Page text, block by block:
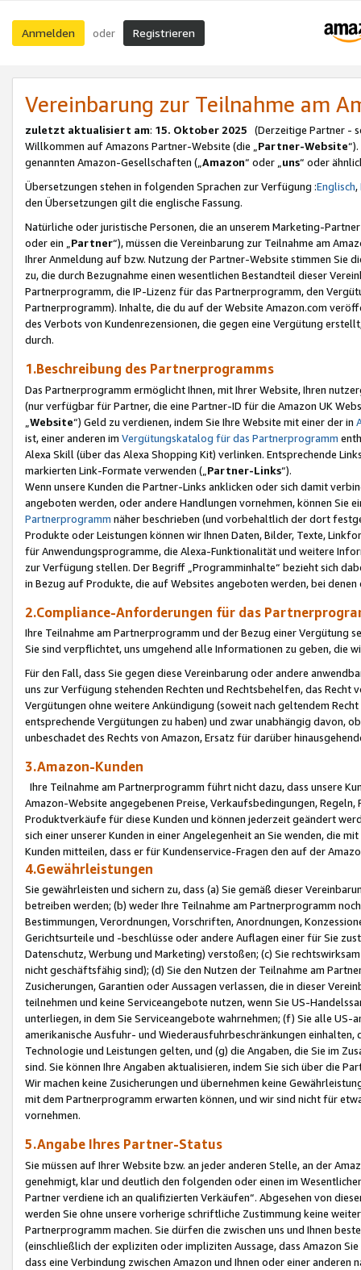
Anmelden oder Registrieren
Vereinbarung zur Teilnahme am
zuletzt aktualisiert am: 15. Oktober 2025 (Derzeitige Partner -
Willkommen auf Amazons Partner-Website (die „Partner-Website
genannten Amazon-Gesellschaften („Amazon“ oder „uns“ oder
Übersetzungen stehen in folgenden Sprachen zur Verfügung :Englisch,
den Übersetzungen gilt die englische Fassung.
Natürliche oder juristische Personen, die an unserem Marketing-
oder ein „Partner“), müssen die Vereinbarung zur Teilnahme am
Ihrer Anmeldung auf bzw. Nutzung der Partner-Website stimmen Sie
zu, die durch Bezugnahme einen wesentlichen Bestandteil dieser
Partnerprogramm, die IP-Lizenz für das Partnerprogramm, den
Partnerprogramm). Inhalte, die du auf der Website Amazon.com
des Verbots von Kundenrezensionen, die gegen eine Vergütung
durch.
1.Beschreibung des Partnerprogramms
Das Partnerprogramm ermöglicht Ihnen, mit Ihrer Website, Ihren
(nur verfügbar für Partner, die eine Partner-ID für die Amazon UK
Website“) Geld zu verdienen, indem Sie Ihre Website mit einer der in
ist, einer anderen im Vergütungskatalog für das Partnerprogramm
Alexa Skill (über das Alexa Shopping Kit) verlinken. Entsprechende
markierten Link-Formate verwenden („ Partner-Links“).
Wenn unsere Kunden die Partner-Links anklicken oder sich damit
angeboten werden, oder andere Handlungen vornehmen, können Sie
Partnerprogramm näher beschrieben (und vorbehaltlich der dort
Produkte oder Leistungen können wir Ihnen Daten, Bilder, Texte,
für Anwendungsprogramme, die Alexa-Funktionalität und weitere
zur Verfügung stellen. Der Begriff „Programminhalte“ bezieht sich
in Bezug auf Produkte, die auf Websites angeboten werden, bei
2.Compliance-Anforderungen für das
Ihre Teilnahme am Partnerprogramm und der Bezug einer Vergütung
Sie sind verpflichtet, uns umgehend alle Informationen zu geben, die
Für den Fall, dass Sie gegen diese Vereinbarung oder andere
uns zur Verfügung stehenden Rechten und Rechtsbehelfen, das
Vergütungen ohne weitere Ankündigung (soweit nach geltendem
entsprechende Vergütungen zu haben) und zwar unabhängig davon,
unbeschadet des Rechts von Amazon, Ersatz für darüber
3.Amazon-Kunden
Ihre Teilnahme am Partnerprogramm führt nicht dazu, dass unsere
Amazon-Website angegebenen Preise, Verkaufsbedingungen,
Produktverkäufe für diese Kunden und können jederzeit geändert
sich einer unserer Kunden in einer Angelegenheit an Sie wenden, die
Kunden mitteilen, dass er für Kundenservice-Fragen den auf der
4.Gewährleistungen
Sie gewährleisten und sichern zu, dass (a) Sie gemäß dieser
betreiben werden; (b) weder Ihre Teilnahme am Partnerprogramm
Bestimmungen, Verordnungen, Vorschriften, Anordnungen,
Gerichtsurteile und -beschlüsse oder andere Auflagen einer für Sie
Datenschutz, Werbung und Marketing) verstoßen; (c) Sie
nicht geschäftsfähig sind); (d) Sie den Nutzen der Teilnahme am
Zusicherungen, Garantien oder Aussagen verlassen, die in dieser
teilnehmen und keine Serviceangebote nutzen, wenn Sie US-
unterliegen, in dem Sie Serviceangebote wahrnehmen; (f) Sie alle
amerikanische Ausfuhr- und Wiederausfuhrbeschränkungen
Technologie und Leistungen gelten, und (g) die Angaben, die Sie im
sind. Sie können Ihre Angaben aktualisieren, indem Sie sich über die
Wir machen keine Zusicherungen und übernehmen keine
mit dem Partnerprogramm erwarten können, und wir sind nicht für
vornehmen.
5.Angabe Ihres Partner-Status
Sie müssen auf Ihrer Website bzw. an jeder anderen Stelle, an der
genehmigt, klar und deutlich den folgenden oder einen im
Partner verdiene ich an qualifizierten Verkäufen“. Abgesehen von
werden Sie ohne unsere vorherige schriftliche Zustimmung keine
Partnerprogramm machen. Sie dürfen die zwischen uns und Ihnen
(einschließlich der expliziten oder impliziten Aussage, dass Amazon
dass eine Verbindung zwischen Amazon und Ihnen oder einer